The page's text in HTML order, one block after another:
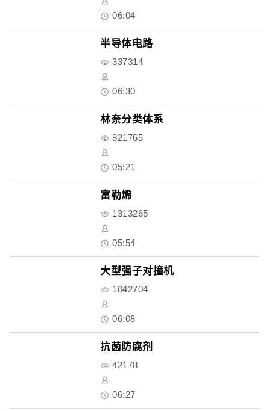
06:04
半导体电路
337314
06:30
林奈分类体系
821765
05:21
富勒烯
1313265
05:54
大型强子对撞机
1042704
06:08
抗菌防腐剂
42178
06:27